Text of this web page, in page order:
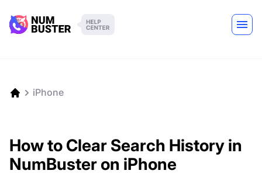
iPhone
How to Clear Search History in
NumBuster on iPhone